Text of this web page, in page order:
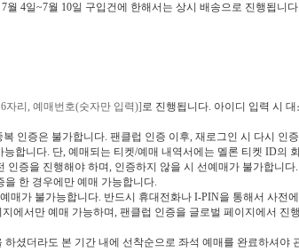
7월 4일~7월 10일 구입건에 한해서는 상시 배송으로 진행됩니다
6자리 , 예매번호(숫자만 입력)] 로 진행됩니다. 아이디 입력 시
복 인증은 불가합니다. 팬클럽 인증 이후, 재로그인 시 다시 인
능합니다. 단, 예매되는 티켓/예매 내역서에는 멜론 티켓 ID의
인증을 진행해야 하며, 인증하지 않을 시 선예매가 불가합니다.
을 한 경우에만 예매 가능합니다.
매가 불가능합니다. 반드시 휴대전화나 I-PIN을 통해서 사전
지에서만 예매 가능하며, 팬클럽 인증을 글로벌 페이지에서 진
셨더라도 본 기간 내에 선착순으로 좌석 예매를 완료하셔야